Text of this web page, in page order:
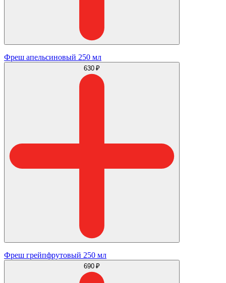
Фреш апельсиновый 250 мл
630 ₽
Фреш грейпфрутовый 250 мл
690 ₽